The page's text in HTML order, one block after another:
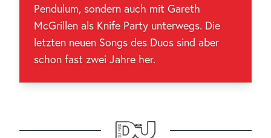
Pendulum, sondern auch mit Gareth
McGrillen als Knife Party unterwegs. Die
letzten neuen Songs des Duos sind aber
schon fast zwei Jahre her.